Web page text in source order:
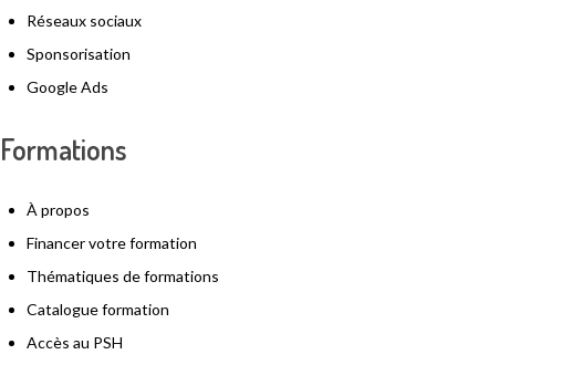
Réseaux sociaux
Sponsorisation
Google Ads
Formations
À propos
Financer votre formation
Thématiques de formations
Catalogue formation
Accès au PSH